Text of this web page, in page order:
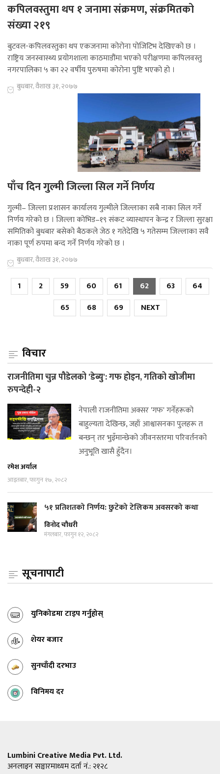
कपिलवस्तुमा थप १ जनामा संक्रमण, संक्रमितको
संख्या २१९
बुटवल-कपिलवस्तुका थप एकजनामा कोरोना पोजिटिभ देखिएको छ ।
राष्ट्रिय जनस्वास्थ्य प्रयोगशाला काठमाडौंमा भएको परीक्षणमा कपिलवस्तु
नगरपालिका ५ का २२ वर्षीय पुरुषमा कोरोना पुष्टि भएको हो ।
बुधबार, वैशाख ३१, २०७७
पाँच दिन गुल्मी जिल्ला सिल गर्ने निर्णय
गुल्मी– जिल्ला प्रशासन कार्यालय गुल्मीले जिल्लाका सबै नाका सिल गर्ने
निर्णय गरेको छ । जिल्ला कोभिड–१९ संकट व्यास्थापन केन्द्र र जिल्ला सुरक्षा
समितिको बुधबार बसेको बैठकले जेठ १ गतेदेखि ५ गतेसम्म जिल्लाका सवै
नाका पूर्ण रुपमा बन्द गर्ने निर्णय गरेको छ ।
बुधबार, वैशाख ३१, २०७७
1 2 59 60 61 62 63
64
65
68 69 NEXT
विचार
राजनीतिमा चुन्न पौडेलको 'डेब्यु': गफ होइन, गतिको खोजीमा
रुपन्देही-२
नेपाली राजनीतिमा अक्सर 'गफ' गर्नेहरूको
बाहुल्यता देखिन्छ, जहाँ आश्वासनका पुलहरू त
बन्छन् तर भुइँमान्छेको जीवनस्तरमा परिवर्तनको
अनुभूति खासै हुँदैन।
रमेश अर्याल
आइतबार, फागुन १७, २०८२
५१ प्रतिशतको निर्णय: छुटेको टेलिकम अवसरको कथा
विनोद चौधरी
मंगलबार, फागुन १२, २०८२
सूचनापाटी
युनिकोडमा टाइप गर्नुहोस्
शेयर बजार
सुनचाँदी दरभाउ
विनिमय दर
Lumbini Creative Media Pvt. Ltd.
अनलाइन सञ्चारमाध्यम दर्ता नं.: २१२८